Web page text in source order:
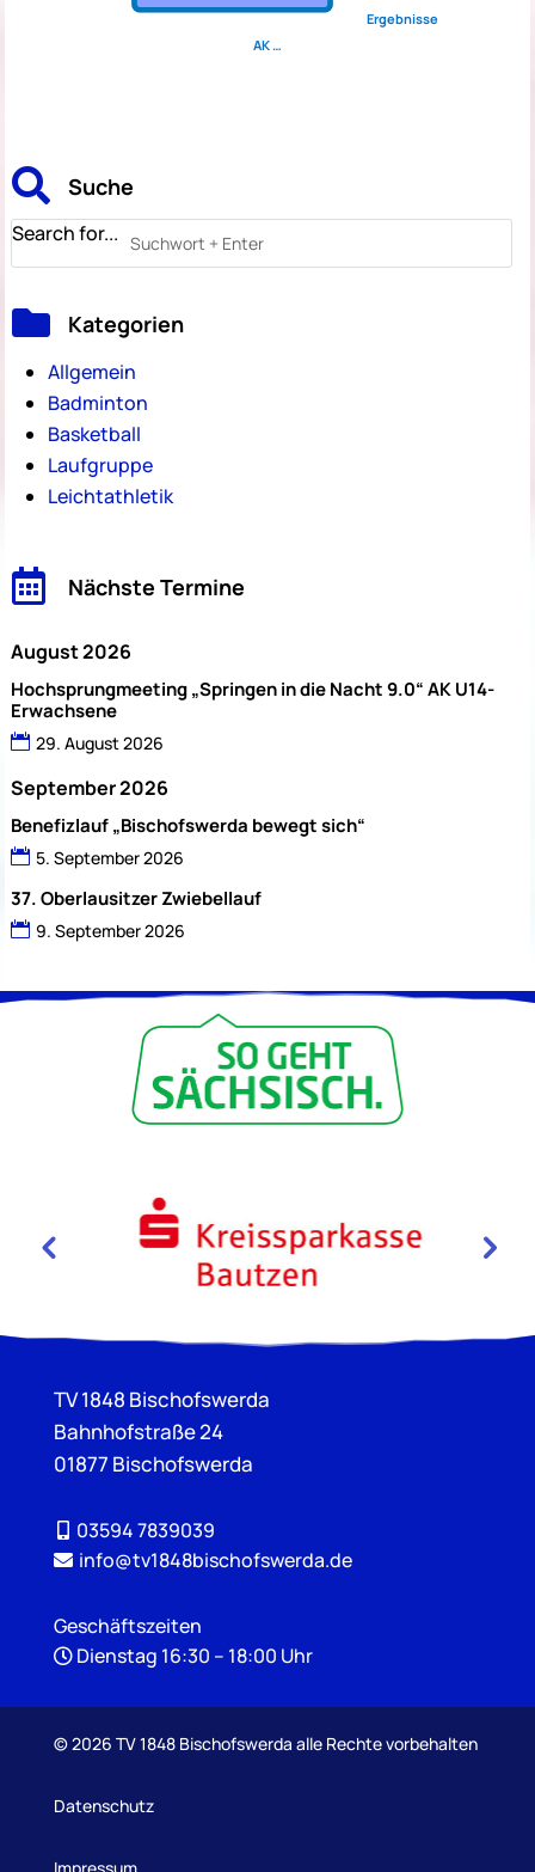
Ergebnisse
AK …
 Suche
Search for...
 Kategorien
Allgemein
Badminton
Basketball
Laufgruppe
Leichtathletik
 Nächste Termine
August 2026
Hochsprungmeeting „Springen in die Nacht 9.0“ AK U14-
Erwachsene
29. August 2026
September 2026
Benefizlauf „Bischofswerda bewegt sich“
5. September 2026
37. Oberlausitzer Zwiebellauf
9. September 2026
TV 1848 Bischofswerda
Bahnhofstraße 24
01877 Bischofswerda
03594 7839039
info@tv1848bischofswerda.de
Geschäftszeiten
Dienstag 16:30 – 18:00 Uhr
©2026 TV 1848 Bischofswerda alle Rechte vorbehalten
Datenschutz